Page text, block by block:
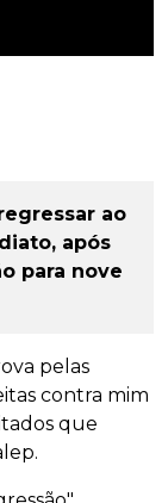
ao
após
para nove
pelas
contra mim
que